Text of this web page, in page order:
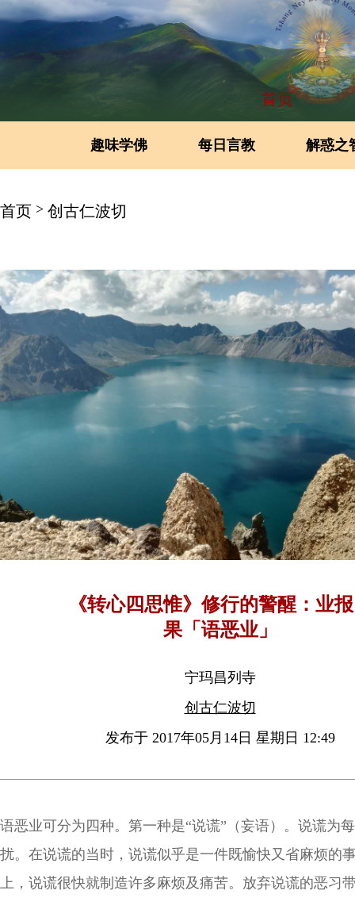
首页
趣味学佛 每日言教 解惑之
首页 > 创古仁波切
《转心四思惟》修行的警醒：业
果「语恶业」
宁玛昌列寺
创古仁波切
发布于 2017年05月14日 星期日 12:49
语恶业可分为四种。第一种是“说谎”（妄语）。说谎为
扰。在说谎的当时，说谎似乎是一件既愉快又省麻烦的
上，说谎很快就制造许多麻烦及痛苦。放弃说谎的恶习